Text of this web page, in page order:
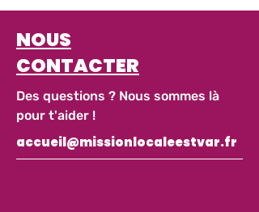
NOUS
CONTACTER
Des questions ? Nous sommes là
pour t'aider !
accueil@missionlocaleestvar.fr